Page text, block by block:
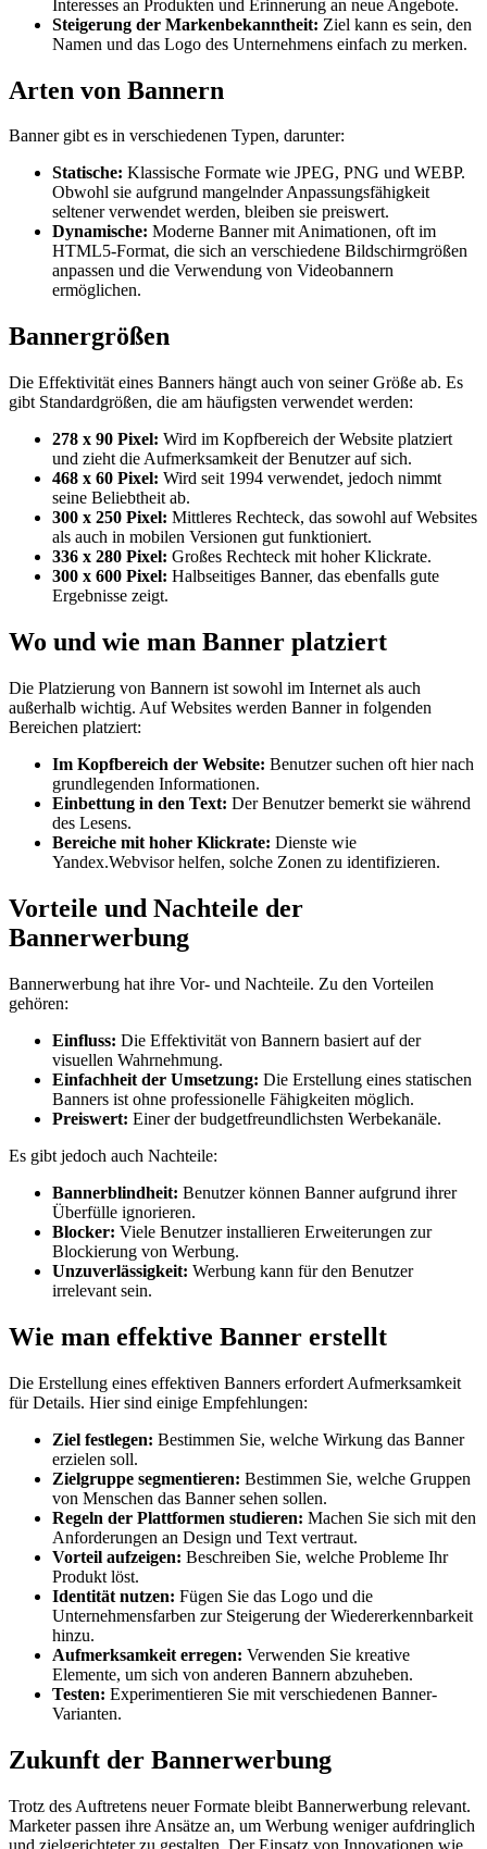
Interesses an Produkten und Erinnerung an neue Angebote.
Steigerung der Markenbekanntheit: Ziel kann es sein, den
Namen und das Logo des Unternehmens einfach zu merken.
Arten von Bannern
Banner gibt es in verschiedenen Typen, darunter:
Statische: Klassische Formate wie JPEG, PNG und WEBP.
Obwohl sie aufgrund mangelnder Anpassungsfähigkeit
seltener verwendet werden, bleiben sie preiswert.
Dynamische: Moderne Banner mit Animationen, oft im
HTML5-Format, die sich an verschiedene Bildschirmgrößen
anpassen und die Verwendung von Videobannern
ermöglichen.
Bannergrößen
Die Effektivität eines Banners hängt auch von seiner Größe ab. Es
gibt Standardgrößen, die am häufigsten verwendet werden:
278 x 90 Pixel: Wird im Kopfbereich der Website platziert
und zieht die Aufmerksamkeit der Benutzer auf sich.
468 x 60 Pixel: Wird seit 1994 verwendet, jedoch nimmt
seine Beliebtheit ab.
300 x 250 Pixel: Mittleres Rechteck, das sowohl auf Websites
als auch in mobilen Versionen gut funktioniert.
336 x 280 Pixel: Großes Rechteck mit hoher Klickrate.
300 x 600 Pixel: Halbseitiges Banner, das ebenfalls gute
Ergebnisse zeigt.
Wo und wie man Banner platziert
Die Platzierung von Bannern ist sowohl im Internet als auch
außerhalb wichtig. Auf Websites werden Banner in folgenden
Bereichen platziert:
Im Kopfbereich der Website: Benutzer suchen oft hier nach
grundlegenden Informationen.
Einbettung in den Text: Der Benutzer bemerkt sie während
des Lesens.
Bereiche mit hoher Klickrate: Dienste wie
Yandex.Webvisor helfen, solche Zonen zu identifizieren.
Vorteile und Nachteile der
Bannerwerbung
Bannerwerbung hat ihre Vor- und Nachteile. Zu den Vorteilen
gehören:
Einfluss: Die Effektivität von Bannern basiert auf der
visuellen Wahrnehmung.
Einfachheit der Umsetzung: Die Erstellung eines statischen
Banners ist ohne professionelle Fähigkeiten möglich.
Preiswert: Einer der budgetfreundlichsten Werbekanäle.
Es gibt jedoch auch Nachteile:
Bannerblindheit: Benutzer können Banner aufgrund ihrer
Überfülle ignorieren.
Blocker: Viele Benutzer installieren Erweiterungen zur
Blockierung von Werbung.
Unzuverlässigkeit: Werbung kann für den Benutzer
irrelevant sein.
Wie man effektive Banner erstellt
Die Erstellung eines effektiven Banners erfordert Aufmerksamkeit
für Details. Hier sind einige Empfehlungen:
Ziel festlegen: Bestimmen Sie, welche Wirkung das Banner
erzielen soll.
Zielgruppe segmentieren: Bestimmen Sie, welche Gruppen
von Menschen das Banner sehen sollen.
Regeln der Plattformen studieren: Machen Sie sich mit den
Anforderungen an Design und Text vertraut.
Vorteil aufzeigen: Beschreiben Sie, welche Probleme Ihr
Produkt löst.
Identität nutzen: Fügen Sie das Logo und die
Unternehmensfarben zur Steigerung der Wiedererkennbarkeit
hinzu.
Aufmerksamkeit erregen: Verwenden Sie kreative
Elemente, um sich von anderen Bannern abzuheben.
Testen: Experimentieren Sie mit verschiedenen Banner-
Varianten.
Zukunft der Bannerwerbung
Trotz des Auftretens neuer Formate bleibt Bannerwerbung relevant.
Marketer passen ihre Ansätze an, um Werbung weniger aufdringlich
und zielgerichteter zu gestalten. Der Einsatz von Innovationen wie